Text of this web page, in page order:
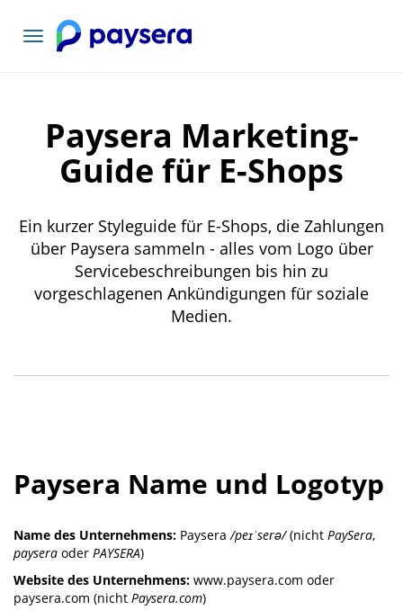
Toggle
navigation
Paysera Marketing-
Guide für E-Shops
Ein kurzer Styleguide für E-Shops, die Zahlungen
über Paysera sammeln - alles vom Logo über
Servicebeschreibungen bis hin zu
vorgeschlagenen Ankündigungen für soziale
Medien.
Paysera Name und Logotyp
Name des Unternehmens: Paysera/peɪˈserə/(nicht PaySera,
paysera oder PAYSERA)
Website des Unternehmens: www.paysera.com oder
paysera.com (nicht Paysera.com)